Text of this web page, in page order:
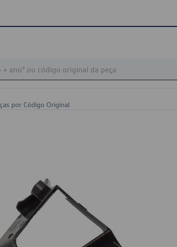
por Código Original